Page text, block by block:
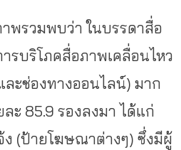
พรวมพบว่า ในบรรดาสื่อ
รบริโภคสื่อภาพเคลื่อนไหว
ะช่องทางออนไลน์) มาก
ะ 85.9 รองลงมา ได้แก่
ง (ป้ายโฆษณาต่างๆ) ซึ่งมีผู้